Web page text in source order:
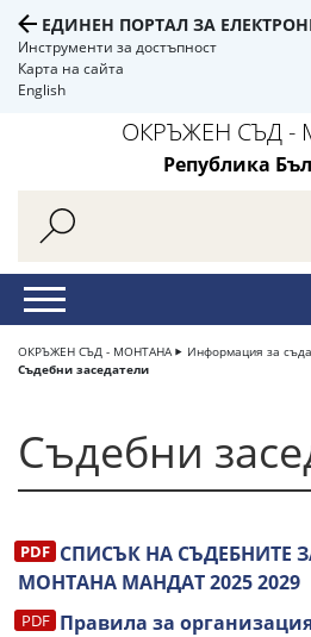
ЕДИНЕН ПОРТАЛ ЗА
Инструменти за достъпност
Карта на сайта
English
ОКРЪЖЕН СЪД -
Република
ОКРЪЖЕН СЪД - МОНТАНА Информация за съда
Съдебни заседатели
Съдебни
СПИСЪК НА СЪДЕБНИТЕ
МОНТАНА МАНДАТ 2025 2029
Правила за